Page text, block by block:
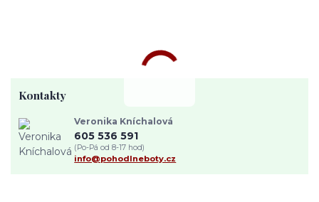
Kontakty
Veronika Kníchalová
605 536 591
(Po-Pá od 8-17 hod)
info@pohodlneboty.cz